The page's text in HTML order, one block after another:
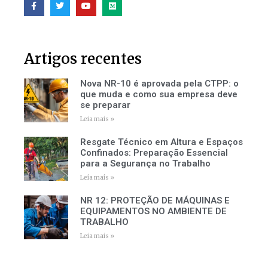
Artigos recentes
Nova NR-10 é aprovada pela CTPP: o
que muda e como sua empresa deve
se preparar
Leia mais »
Resgate Técnico em Altura e Espaços
Confinados: Preparação Essencial
para a Segurança no Trabalho
Leia mais »
NR 12: PROTEÇÃO DE MÁQUINAS E
EQUIPAMENTOS NO AMBIENTE DE
TRABALHO
Leia mais »